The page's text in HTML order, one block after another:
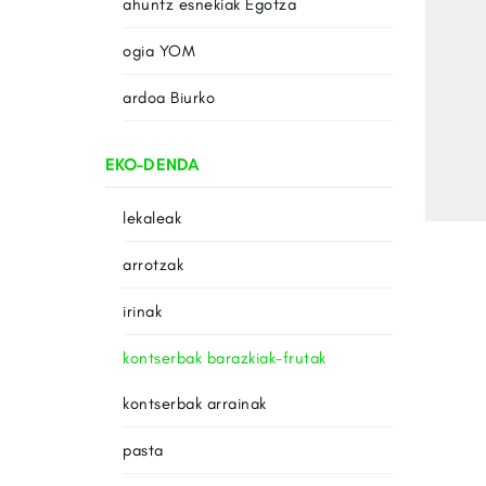
ahuntz esnekiak Egotza
ogia YOM
ardoa Biurko
EKO-DENDA
lekaleak
arrotzak
irinak
kontserbak barazkiak-frutak
kontserbak arrainak
pasta